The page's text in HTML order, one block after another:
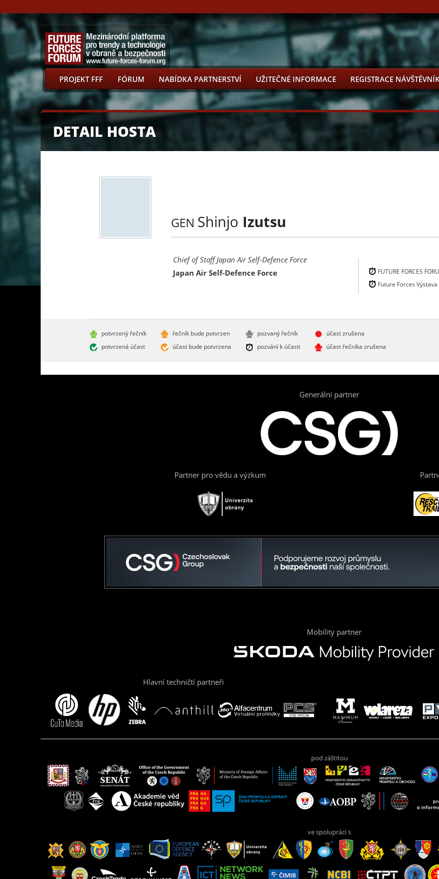
PROJEKT FFF FÓRUM NABÍDKA PARTNERSTVÍ UŽITEČNÉ INFORMACE REGISTRACE
DETAIL HOSTA
GEN Shinjo Izutsu
FUTURE FORCES
Future Forces
Chief of Staff Japan Air Self-Defence Force
Japan Air Self-Defence Force
potvrzený řečník
potvrzená účast
řečník bude potvrzen
účast bude potvrzena
pozvaný řečník
pozvání k účasti
účast zrušena
účast řečníka zrušena
Generální partner
Partner pro vědu a výzkum
Mobility partner
Hlavní techničtí partneři
pod záštitou
ve spolupráci s